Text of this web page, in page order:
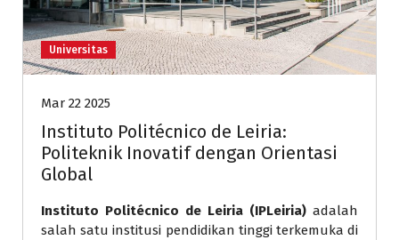
Universitas
Mar 22 2025
Instituto Politécnico de Leiria:
Politeknik Inovatif dengan Orientasi
Global
Instituto Politécnico de Leiria (IPLeiria) adalah
salah satu institusi pendidikan tinggi terkemuka di